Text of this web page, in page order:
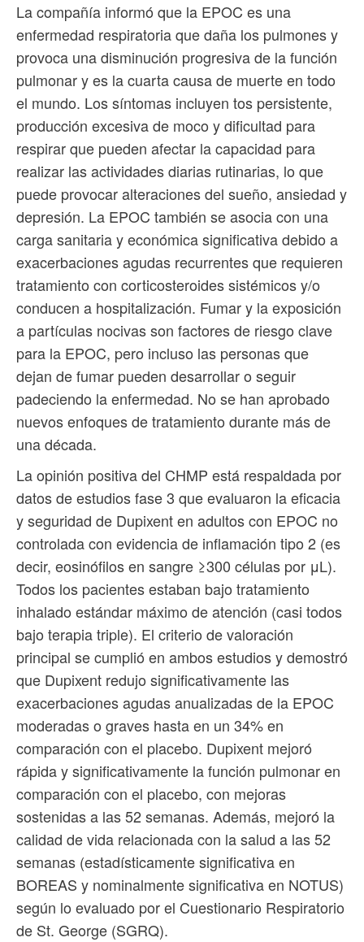
La compañía informó que la EPOC es una
enfermedad respiratoria que daña los pulmones y
provoca una disminución progresiva de la función
pulmonar y es la cuarta causa de muerte en todo
el mundo. Los síntomas incluyen tos persistente,
producción excesiva de moco y dificultad para
respirar que pueden afectar la capacidad para
realizar las actividades diarias rutinarias, lo que
puede provocar alteraciones del sueño, ansiedad y
depresión. La EPOC también se asocia con una
carga sanitaria y económica significativa debido a
exacerbaciones agudas recurrentes que requieren
tratamiento con corticosteroides sistémicos y/o
conducen a hospitalización. Fumar y la exposición
a partículas nocivas son factores de riesgo clave
para la EPOC, pero incluso las personas que
dejan de fumar pueden desarrollar o seguir
padeciendo la enfermedad. No se han aprobado
nuevos enfoques de tratamiento durante más de
una década.
La opinión positiva del CHMP está respaldada por
datos de estudios fase 3 que evaluaron la eficacia
y seguridad de Dupixent en adultos con EPOC no
controlada con evidencia de inflamación tipo 2 (es
decir, eosinófilos en sangre ≥300 células por μL).
Todos los pacientes estaban bajo tratamiento
inhalado estándar máximo de atención (casi todos
bajo terapia triple). El criterio de valoración
principal se cumplió en ambos estudios y demostró
que Dupixent redujo significativamente las
exacerbaciones agudas anualizadas de la EPOC
moderadas o graves hasta en un 34% en
comparación con el placebo. Dupixent mejoró
rápida y significativamente la función pulmonar en
comparación con el placebo, con mejoras
sostenidas a las 52 semanas. Además, mejoró la
calidad de vida relacionada con la salud a las 52
semanas (estadísticamente significativa en
BOREAS y nominalmente significativa en NOTUS)
según lo evaluado por el Cuestionario Respiratorio
de St. George (SGRQ).